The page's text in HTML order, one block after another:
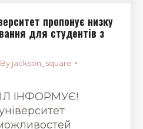
пропонує низку
для студентів з
By jackson_square
ІНФОРМУЄ!